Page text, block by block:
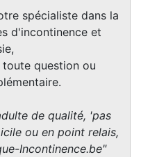
spécialiste dans la
d'incontinence et
question ou
de qualité, 'pas
ou en point relais,
Incontinence.be"